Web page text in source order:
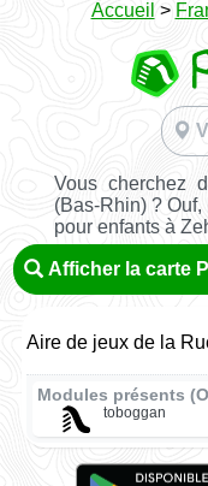
Accueil >
Vous cherchez
(Bas-Rhin) ?
pour enfants à
Afficher la carte
Aire de jeux de la
Modules présents
toboggan